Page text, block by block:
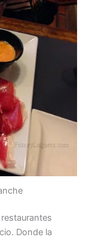
Donde la